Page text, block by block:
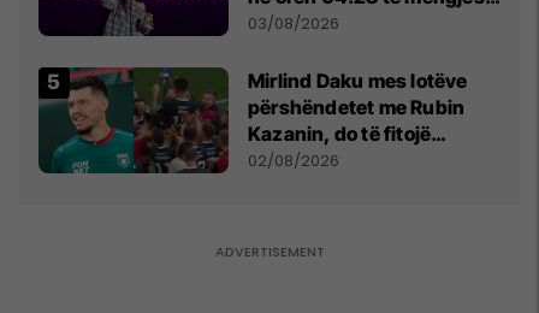
- dhe bota digjitale serbe
03/08/2026
Mirlind Daku mes lotëve
përshëndetet me Rubin
Kazanin, do të fitojë
miliona te Spartak Moska
02/08/2026